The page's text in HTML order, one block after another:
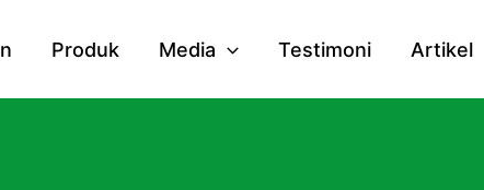
Produk Media Testimoni Artikel